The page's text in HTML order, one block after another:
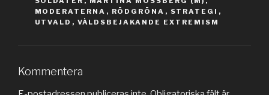
MODERATERNA , RÖDGRÖNA , STRATEGI ,
UTVALD , VÅLDSBEJAKANDE EXTREMISM
Kommentera